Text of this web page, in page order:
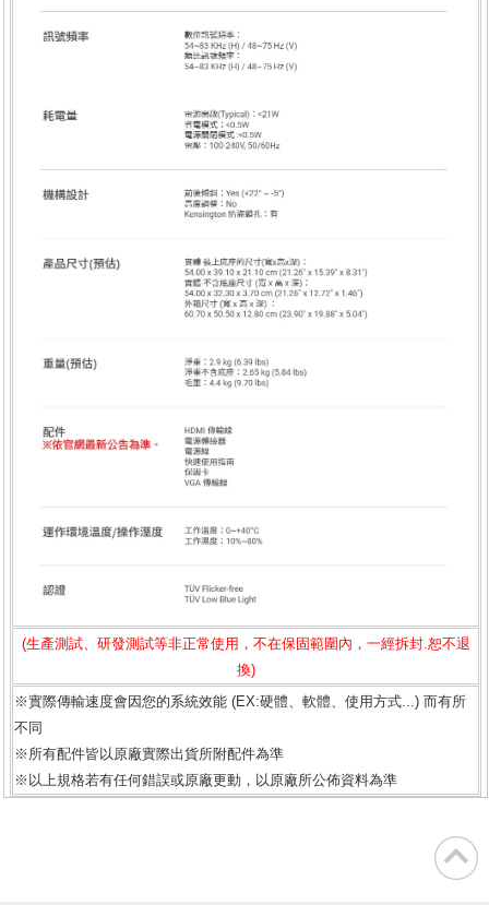
(生產測試、研發測試等非正常使用，不在保固範圍內，一經拆封.恕不退
換)
※實際傳輸速度會因您的系統效能 (EX:硬體、軟體、使用方式...) 而有所
不同
※所有配件皆以原廠實際出貨所附配件為準
※以上規格若有任何錯誤或原廠更動，以原廠所公佈資料為準